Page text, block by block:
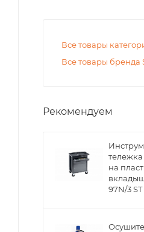
Все товары
Все товары бренда
Рекомендуем
на
97N/3 ST